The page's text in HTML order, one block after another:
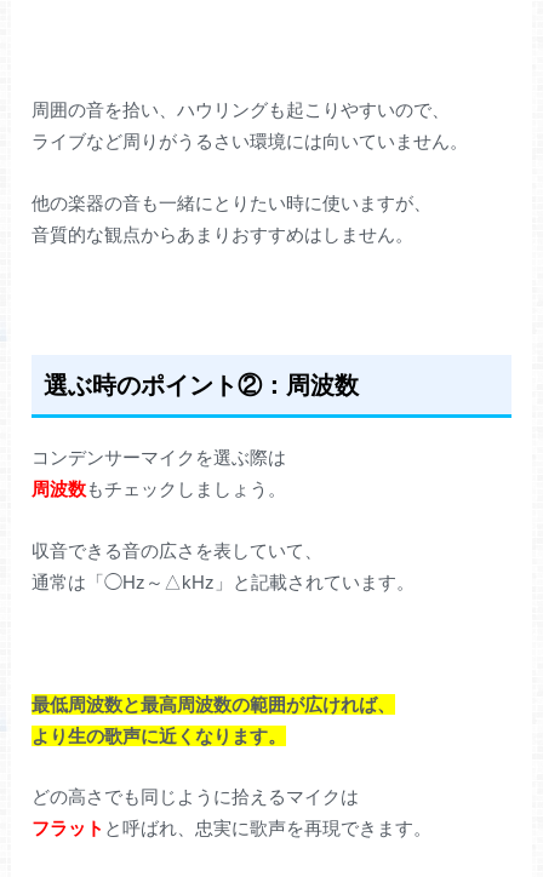
周囲の音を拾い、ハウリングも起こりやすいので、
ライブなど周りがうるさい環境には向いていません。
他の楽器の音も一緒にとりたい時に使いますが、
音質的な観点からあまりおすすめはしません。
選ぶ時のポイント②：周波数
コンデンサーマイクを選ぶ際は
周波数もチェックしましょう。
収音できる音の広さを表していて、
通常は「◯Hz～△kHz」と記載されています。
最低周波数と最高周波数の範囲が広ければ、
より生の歌声に近くなります。
どの高さでも同じように拾えるマイクは
フラット と呼ばれ、忠実に歌声を再現できます。